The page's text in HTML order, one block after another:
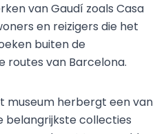
van Gaudí zoals Casa
en reizigers die het
buiten de
routes van Barcelona.
museum herbergt een van
belangrijkste collecties